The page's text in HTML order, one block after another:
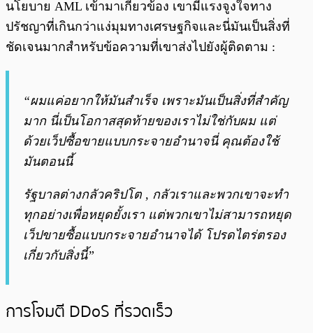
นโยบาย AML เข้ามาเกี่ยวข้อง เขามีแรงจูงใจทาง
ปรัชญาที่เกินกว่าแง่มุมทางเศรษฐกิจและนี่มันเป็นสิ่งที่
ชัดเจนมากสำหรับข้อความที่เขาส่งไปยังผู้ติดตาม :
“ผมแค่อยากให้มันสำเร็จ เพราะมันเป็นสิ่งที่สำคัญ
มาก นี่เป็นโอกาสสุดท้ายของเราไม่ใช่กับผม แต่
ด้วยเว็ปซื้อขายแบบกระจายอำนาจนี่ คุณต้องใช้
มันตอนนี้
รัฐบาลต่างกลัวคริปโต , กลัวเราและพวกเขาจะทำ
ทุกอย่างเพื่อหยุดยั้งเรา แต่พวกเขาไม่สามารถหยุด
เว็ปขายซื้อแบบกระจายอำนาจได้ โปรดไตร่ตรอง
เกี่ยวกับสิ่งนี้”
การโจมตี DDoS ที่รวดเร็ว